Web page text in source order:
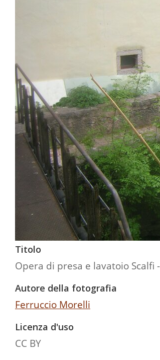
Titolo
Opera di presa e lavatoio Scalfi
Autore della fotografia
Ferruccio Morelli
Licenza d'uso
CC BY